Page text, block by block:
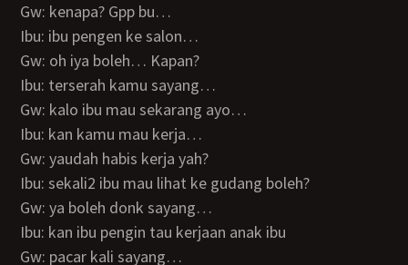
Gw: kenapa? Gpp bu…
Ibu: ibu pengen ke salon…
Gw: oh iya boleh… Kapan?
Ibu: terserah kamu sayang…
Gw: kalo ibu mau sekarang ayo…
Ibu: kan kamu mau kerja…
Gw: yaudah habis kerja yah?
Ibu: sekali2 ibu mau lihat ke gudang boleh?
Gw: ya boleh donk sayang…
Ibu: kan ibu pengin tau kerjaan anak ibu
Gw: pacar kali sayang…